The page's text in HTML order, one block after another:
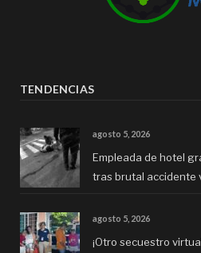
TENDENCIAS
agosto 5, 2026
Empleada de hotel
tras brutal accidente
agosto 5, 2026
¡Otro secuestro